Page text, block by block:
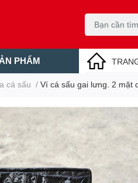
PHẨM
cá sấu / Ví cá sấu gai lưng. 2 mặt